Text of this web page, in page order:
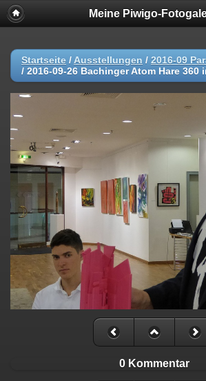
Meine Piwigo-
Startseite / Ausstellungen / 2016-09
/ 2016-09-26 Bachinger Atom Hare 360
0 Kommentar